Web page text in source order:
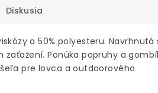
Diskusia
a 50% polyesteru. Navrhnutá
Ponúka popruhy a
pre lovca a outdoorového